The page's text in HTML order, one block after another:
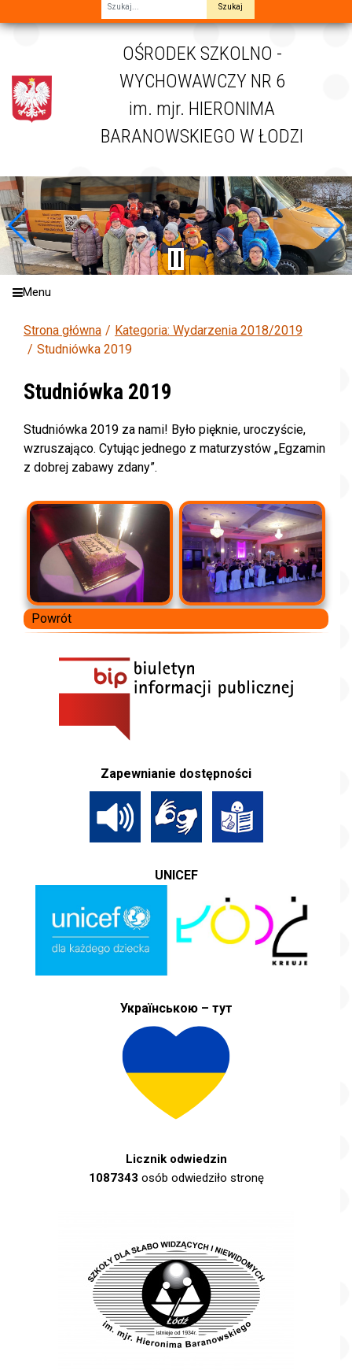
OŚRODEK SZKOLNO -
WYCHOWAWCZY NR 6
im. mjr. HIERONIMA
BARANOWSKIEGO W ŁODZI
Menu
Strona główna
Kategoria: Wydarzenia 2018/2019
Studniówka 2019
Studniówka 2019
Studniówka 2019 za nami! Było pięknie, uroczyście,
wzruszająco. Cytując jednego z maturzystów „Egzamin
z dobrej zabawy zdany”.
Powrót
Zapewnianie dostępności
UNICEF
Українською – тут
Licznik odwiedzin
1087343 osób odwiedziło stronę